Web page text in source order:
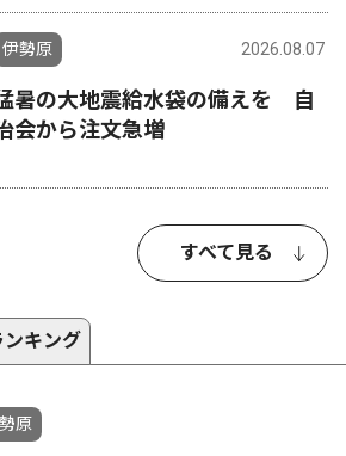
伊勢原 2026.08.07
暑の大地震給水袋の備えを 自
会から注文急増
すべて見る
ンキング
原